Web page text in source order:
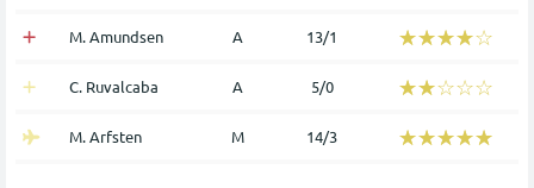
M. Amundsen Α 13/1 ☆☆☆☆☆
★★★★★
C. Ruvalcaba Α 5/0 ☆☆☆☆☆
★★★★★
M. Arfsten Μ 14/3 ☆☆☆☆☆
★★★★★